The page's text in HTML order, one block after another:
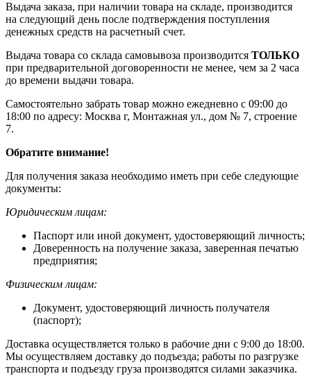
Выдача заказа, при наличии товара на складе, производится
на следующий день после подтверждения поступления
денежных средств на расчетный счет.
Выдача товара со склада самовывоза производится ТОЛЬКО
при предварительной договоренности не менее, чем за 2 часа
до времени выдачи товара.
Самостоятельно забрать товар можно ежедневно с 09:00 до
18:00 по адресу: Москва г, Монтажная ул., дом № 7, строение
7.
Обратите внимание!
Для получения заказа необходимо иметь при себе следующие
документы:
Юридическим лицам:
Паспорт или иной документ, удостоверяющий личность;
Доверенность на получение заказа, заверенная печатью
предприятия;
Физическим лицам:
Документ, удостоверяющий личность получателя
(паспорт);
Доставка осуществляется только в рабочие дни с 9:00 до 18:00.
Мы осуществляем доставку до подъезда; работы по разгрузке
транспорта и подъезду груза производятся силами заказчика.